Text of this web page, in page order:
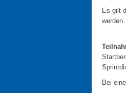
Es gilt
Bei